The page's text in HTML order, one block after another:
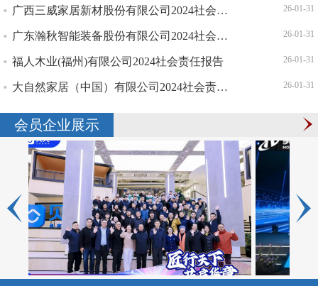
广西三威家居新材股份有限公司2024社会责任报告 | 26-01-31
广东瀚秋智能装备股份有限公司2024社会责任报告 | 26-01-31
福人木业(福州)有限公司2024社会责任报告 | 26-01-31
大自然家居（中国）有限公司2024社会责任报告 | 26-01-31
会员企业展示